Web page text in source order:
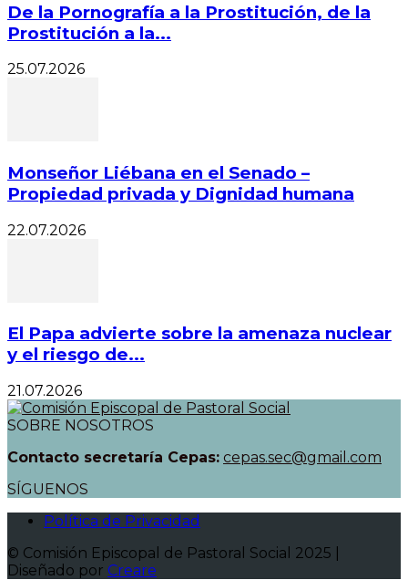
De la Pornografía a la Prostitución, de la
Prostitución a la...
25.07.2026
Monseñor Liébana en el Senado –
Propiedad privada y Dignidad humana
22.07.2026
El Papa advierte sobre la amenaza nuclear
y el riesgo de...
21.07.2026
SOBRE NOSOTROS
Contacto secretaría Cepas: cepas.sec@gmail.com
SÍGUENOS
Política de Privacidad
© Comisión Episcopal de Pastoral Social 2025 |
Diseñado por Creare